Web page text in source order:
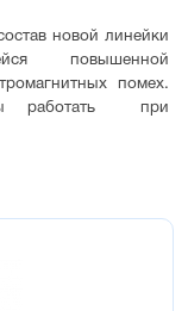
новой линейки
повышенной
помех.
работать  при
СИ8 если
на экране, при
изделие выгодно